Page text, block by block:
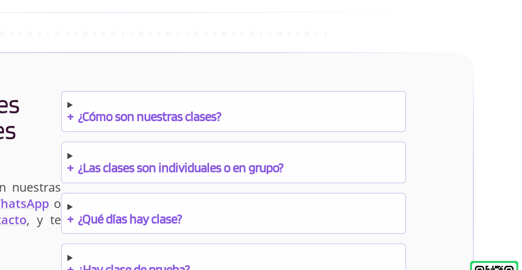
nuestras
o
, y te
+ ¿Cómo son nuestras clases?
+ ¿Las clases son individuales o en grupo?
+ ¿Qué días hay clase?